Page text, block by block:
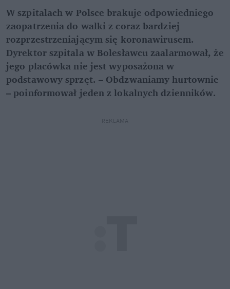
W szpitalach w Polsce brakuje odpowiedniego
zaopatrzenia do walki z coraz bardziej
rozprzestrzeniającym się koronawirusem.
Dyrektor szpitala w Bolesławcu zaalarmował, że
jego placówka nie jest wyposażona w
podstawowy sprzęt. – Obdzwaniamy hurtownie
– poinformował jeden z lokalnych dzienników.
REKLAMA